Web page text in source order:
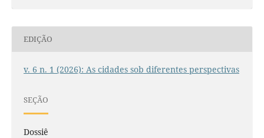
EDIÇÃO
v. 6 n. 1 (2026): As cidades sob diferentes perspectivas
SEÇÃO
Dossiê